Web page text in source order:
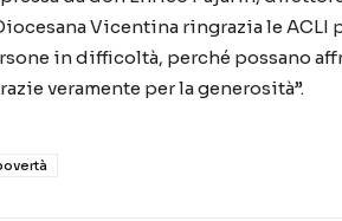
Vicentina ringrazia le ACLI
in difficoltà, perché possano
veramente per la generosità”.